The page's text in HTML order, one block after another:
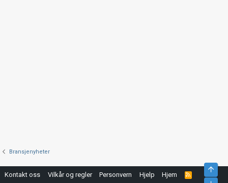
Bransjenyheter
Kontakt oss Vilkår og regler Personvern Hjelp Hjem
R
Topp